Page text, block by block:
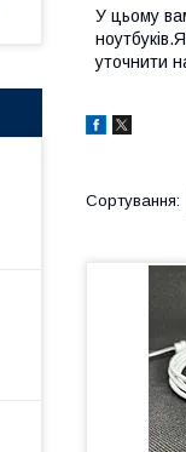
У цьому
уточнити